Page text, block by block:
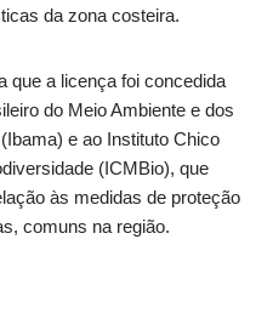
da zona costeira.
que a licença foi concedida
do Meio Ambiente e dos
e ao Instituto Chico
(ICMBio), que
às medidas de proteção
comuns na região.